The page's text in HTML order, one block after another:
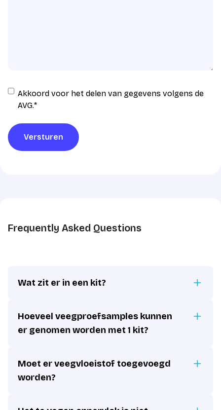
Instemming
AVG
Akkoord voor het delen van gegevens volgens de
AVG.*
Versturen
Frequently Asked Questions
Wat zit er in een kit?
Hoeveel veegproefsamples kunnen
er genomen worden met 1 kit?
Moet er veegvloeistof toegevoegd
worden?